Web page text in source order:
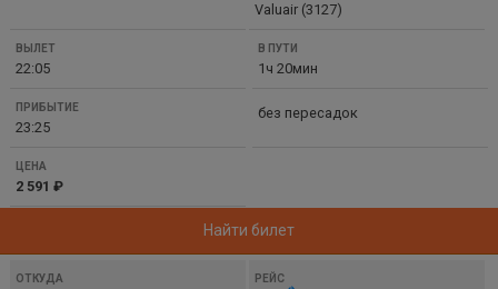
Valuair (3127)
22:05 1ч 20мин
23:25
без пересадок
2 591 ₽
Найти билет